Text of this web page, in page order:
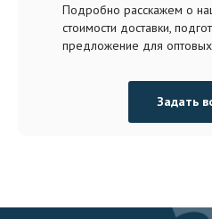
Подробно расскажем о
стоимости доставки,
предложение для оптовых
Задать